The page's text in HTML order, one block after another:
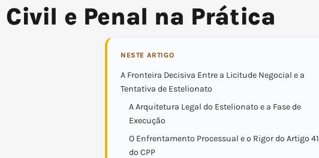
Civil e Penal na Prática
NESTE ARTIGO
A Fronteira Decisiva Entre a Licitude Negocial e a
Tentativa de Estelionato
A Arquitetura Legal do Estelionato e a Fase de
Execução
O Enfrentamento Processual e o Rigor do Artigo 41
do CPP